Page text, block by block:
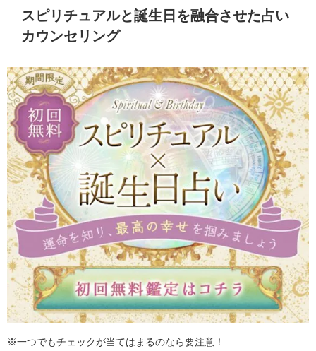
スピリチュアルと誕生日を融合させた占い
カウンセリング
※一つでもチェックが当てはまるのなら要注意！